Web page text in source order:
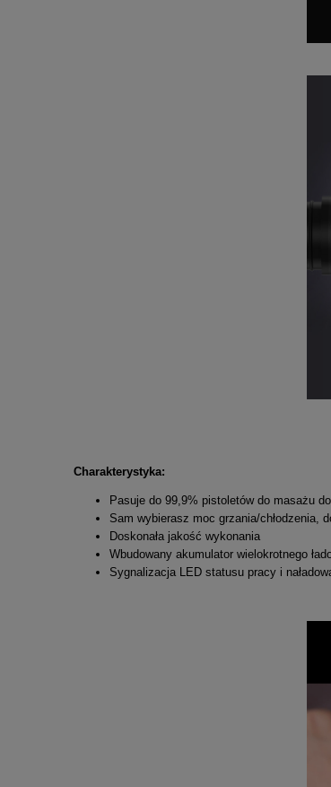
Charakterystyka:
Pasuje do 99,9% pistoletów do masażu
Sam wybierasz moc grzania/chłodzenia,
Doskonała jakość wykonania
Wbudowany akumulator wielokrotnego
Sygnalizacja LED statusu pracy i